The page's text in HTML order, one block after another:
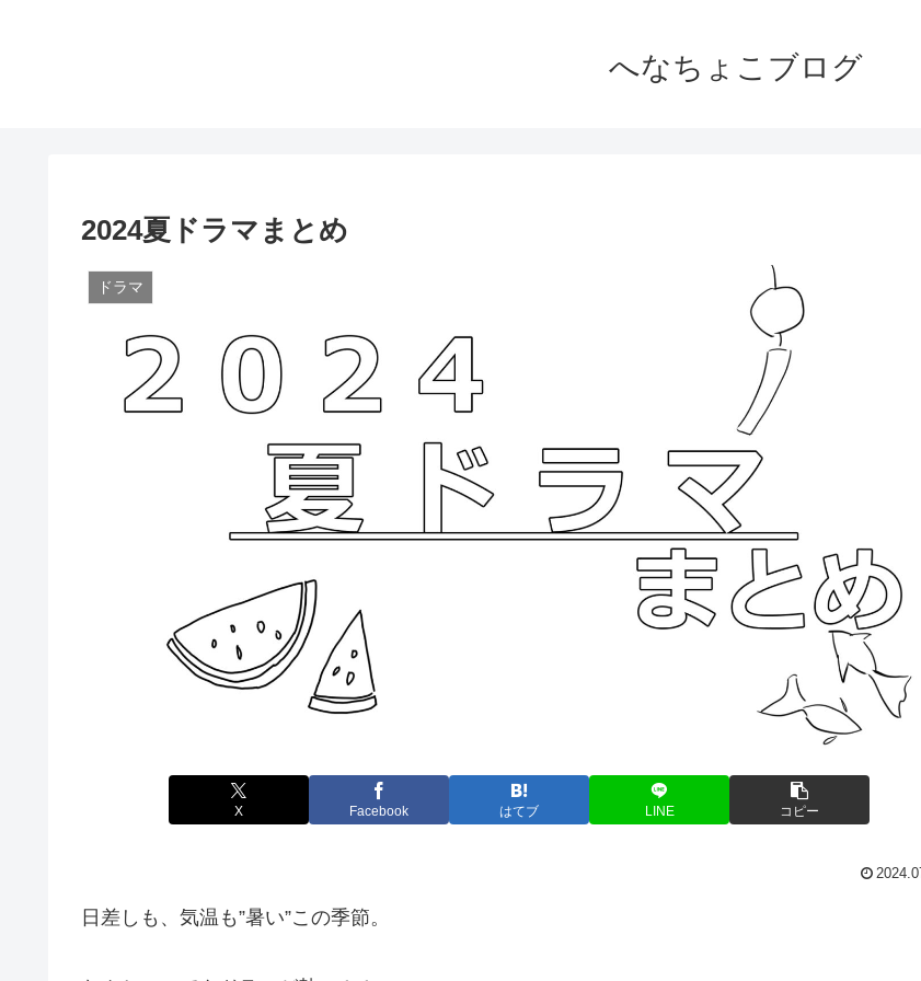
へなちょこブログ
2024夏ドラマまとめ
ドラマ
X Facebook はてブ LINE コピー
日差しも、気温も”暑い”この季節。